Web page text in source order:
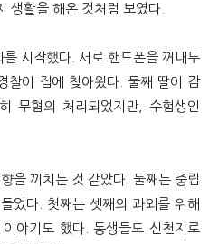
생활을 해온 것처럼 보였다.
시작했다. 서로 핸드폰을 꺼내두
찰이 집에 찾아왔다. 둘째 딸이 감
무혐의 처리되었지만, 수험생인
을 끼치는 것 같았다. 둘째는 중립
었다. 첫째는 셋째의 과외를 위해
야기도 했다. 동생들도 신천지로